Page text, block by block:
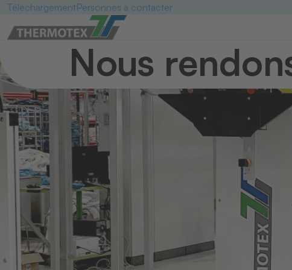
TéléchargementPersonnes à contacter
Nous